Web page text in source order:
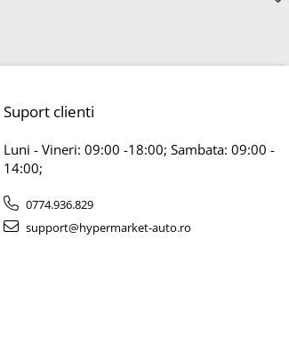
Suport clienti
Luni - Vineri: 09:00 -18:00; Sambata: 09:00 -
14:00;
0774.936.829
support@hypermarket-auto.ro